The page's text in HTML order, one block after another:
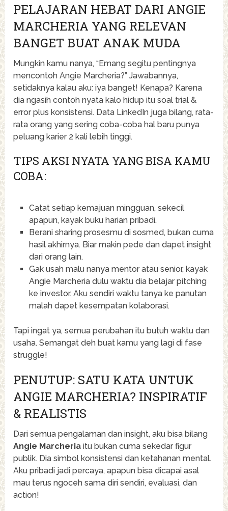
PELAJARAN HEBAT DARI ANGIE
MARCHERIA YANG RELEVAN
BANGET BUAT ANAK MUDA
Mungkin kamu nanya, “Emang segitu pentingnya
mencontoh Angie Marcheria?” Jawabannya,
setidaknya kalau aku: iya banget! Kenapa? Karena
dia ngasih contoh nyata kalo hidup itu soal trial &
error plus konsistensi. Data LinkedIn juga bilang, rata-
rata orang yang sering coba-coba hal baru punya
peluang karier 2 kali lebih tinggi.
TIPS AKSI NYATA YANG BISA KAMU
COBA:
Catat setiap kemajuan mingguan, sekecil
apapun, kayak buku harian pribadi.
Berani sharing prosesmu di sosmed, bukan cuma
hasil akhirnya. Biar makin pede dan dapet insight
dari orang lain.
Gak usah malu nanya mentor atau senior, kayak
Angie Marcheria dulu waktu dia belajar pitching
ke investor. Aku sendiri waktu tanya ke panutan
malah dapet kesempatan kolaborasi.
Tapi ingat ya, semua perubahan itu butuh waktu dan
usaha. Semangat deh buat kamu yang lagi di fase
struggle!
PENUTUP: SATU KATA UNTUK
ANGIE MARCHERIA? INSPIRATIF
& REALISTIS
Dari semua pengalaman dan insight, aku bisa bilang
Angie Marcheria itu bukan cuma sekedar figur
publik. Dia simbol konsistensi dan ketahanan mental.
Aku pribadi jadi percaya, apapun bisa dicapai asal
mau terus ngoceh sama diri sendiri, evaluasi, dan
action!